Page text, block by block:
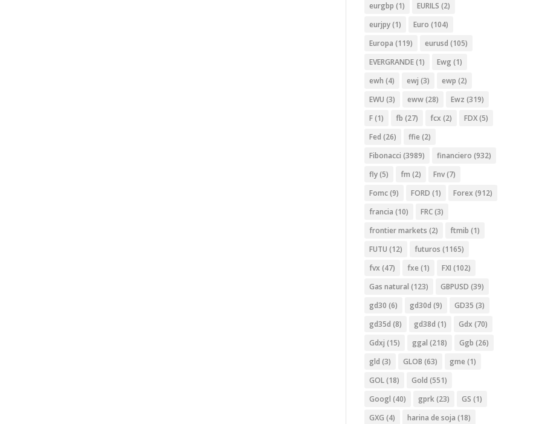
eurgbp (1) EURILS (2)
eurjpy(1) Euro (104)
Europa (119) eurusd (105)
EVERGRANDE(1) Ewg (1)
ewh (4) ewj (3) ewp (2)
EWU (3) eww(28) Ewz (319)
F(1) fb (27) fcx (2) FDX(5)
Fed (26) ffie (2)
Fibonacci (3989) financiero (932)
fly(5) fm (2) Fnv(7)
Fomc(9) FORD (1) Forex (912)
francia (10) FRC(3)
frontier markets (2) ftmib (1)
FUTU (12) futuros (1165)
fvx (47) fxe (1) FXI (102)
Gas natural (123) GBPUSD (39)
gd30 (6) gd30d (9) GD35 (3)
gd35d (8) gd38d (1) Gdx (70)
Gdxj (15) ggal (218) Ggb (26)
gld (3) GLOB (63) gme (1)
GOL(18) Gold (551)
Googl (40) gprk(23) GS (1)
GXG (4) harina de soja (18)